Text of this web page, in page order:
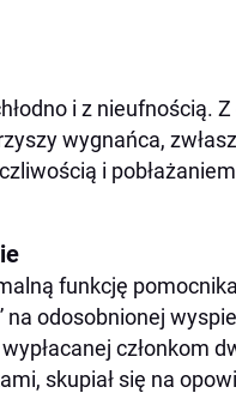
i z nieufnością.
wygnańca,
i
funkcję
na odosobnionej
członkom
skupiał się na